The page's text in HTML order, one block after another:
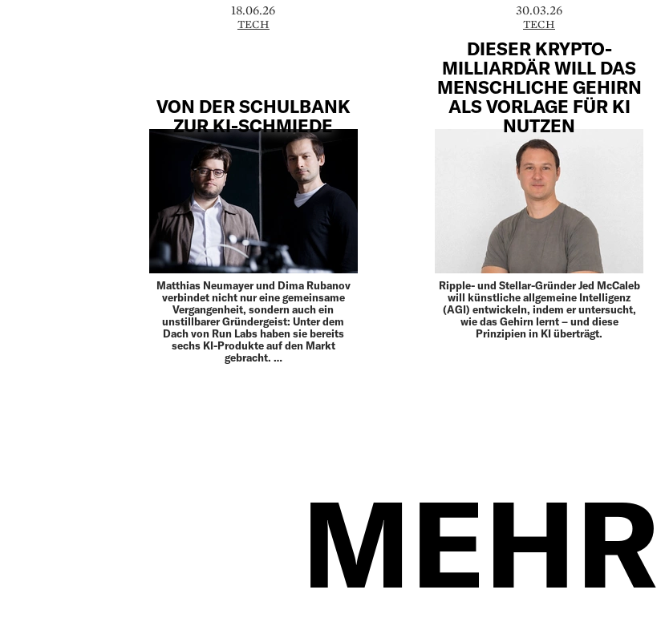
18.06.26
TECH
VON DER SCHULBANK
ZUR KI-SCHMIEDE
Matthias Neumayer und Dima Rubanov
verbindet nicht nur eine gemeinsame
Vergangenheit, sondern auch ein
unstillbarer Gründergeist: Unter dem
Dach von Run Labs haben sie bereits
sechs KI-Produkte auf den Markt
gebracht. …
30.03.26
TECH
DIESER KRYPTO-
MILLIARDÄR WILL DAS
MENSCHLICHE GEHIRN
ALS VORLAGE FÜR KI
NUTZEN
Ripple- und Stellar-Gründer Jed McCaleb
will künstliche allgemeine Intelligenz
(AGI) entwickeln, indem er untersucht,
wie das Gehirn lernt – und diese
Prinzipien in KI überträgt.
MEHR